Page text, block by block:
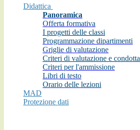
Didattica
Panoramica
Offerta formativa
I progetti delle classi
Programmazione dipartimenti
Griglie di valutazione
Criteri di valutazione e condotta
Criteri per l'ammissione
Libri di testo
Orario delle lezioni
MAD
Protezione dati